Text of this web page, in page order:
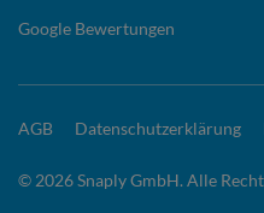
Google Bewertungen
AGB Datenschutzerklärung
© 2026 Snaply GmbH. Alle